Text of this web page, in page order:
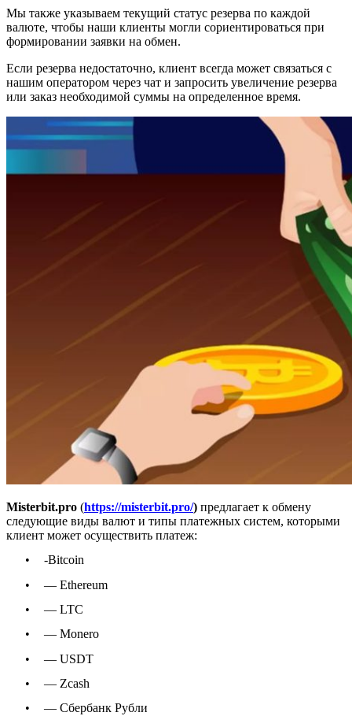
Мы также указываем текущий статус резерва по каждой
валюте, чтобы наши клиенты могли сориентироваться при
формировании заявки на обмен.
Если резерва недостаточно, клиент всегда может связаться с
нашим оператором через чат и запросить увеличение резерва
или заказ необходимой суммы на определенное время.
Misterbit.pro (https://misterbit.pro/) предлагает к обмену
следующие виды валют и типы платежных систем, которыми
клиент может осуществить платеж:
•
-Bitcoin​​​​​​​
•
— Ethereum
•
— LTC
•
— Monero
•
— USDT
•
— Zcash
•
— Сбербанк Рубли